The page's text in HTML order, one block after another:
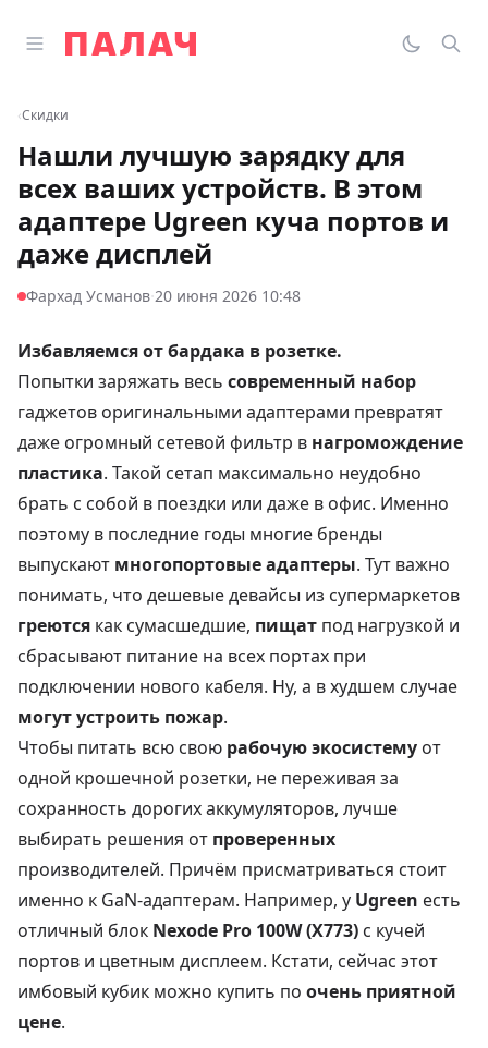
Открыть главное меню
Палач
‹Скидки
Нашли лучшую зарядку для
всех ваших устройств. В этом
адаптере Ugreen куча портов и
даже дисплей
Фархад Усманов·20 июня 2026 10:48
Избавляемся от бардака в розетке.
Попытки заряжать весь современный набор
гаджетов оригинальными адаптерами превратят
даже огромный сетевой фильтр в нагромождение
пластика. Такой сетап максимально неудобно
брать с собой в поездки или даже в офис. Именно
поэтому в последние годы многие бренды
выпускают многопортовые адаптеры. Тут важно
понимать, что дешевые девайсы из супермаркетов
греются как сумасшедшие, пищат под нагрузкой и
сбрасывают питание на всех портах при
подключении нового кабеля. Ну, а в худшем случае
могут устроить пожар.
Чтобы питать всю свою рабочую экосистему от
одной крошечной розетки, не переживая за
сохранность дорогих аккумуляторов, лучше
выбирать решения от проверенных
производителей. Причём присматриваться стоит
именно к GaN-адаптерам. Например, у Ugreen есть
отличный блок Nexode Pro 100W (X773) с кучей
портов и цветным дисплеем. Кстати, сейчас этот
имбовый кубик можно купить по очень приятной
цене.